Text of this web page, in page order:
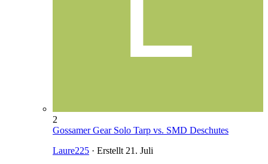
2
Gossamer Gear Solo Tarp vs. SMD Deschutes
Laure225 · Erstellt 21. Juli